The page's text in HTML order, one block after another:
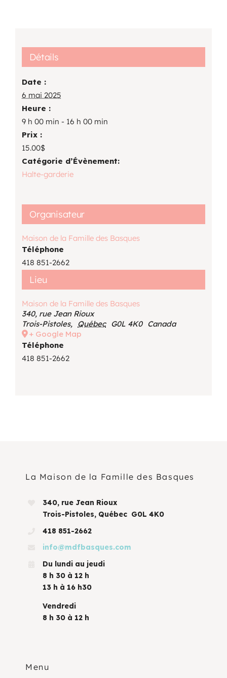
Détails
Date :
6 mai 2025
Heure :
9 h 00 min - 16 h 00 min
Prix :
15.00$
Catégorie d’Évènement:
Halte-garderie
Lieu
Maison de la Famille des Basques
340, rue Jean Rioux
Trois-Pistoles, Québec G0L 4K0 Canada
+ Google Map
Téléphone
418 851-2662
Organisateur
Maison de la Famille des Basques
Téléphone
418 851-2662
La Maison de la Famille des Basques
340, rue Jean Rioux
Trois-Pistoles, Québec G0L 4K0
418 851-2662
info@mdfbasques.com
Du lundi au jeudi
8 h 30 à 12 h
13 h à 16 h30
Vendredi
8 h 30 à 12 h
Menu